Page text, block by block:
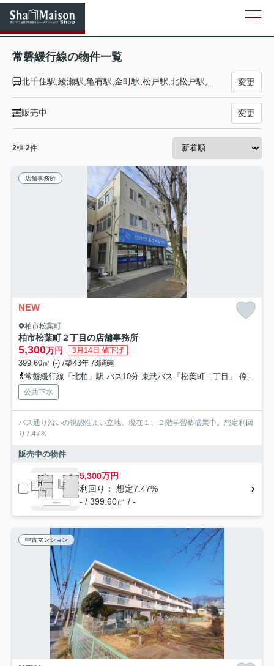
常磐緩行線の物件一覧
北千住駅,綾瀬駅,亀有駅,金町駅,松戸駅,北松戸駅,馬橋駅,新松戸駅,北小金駅,南柏駅,柏駅,北柏駅,我孫子駅,天王台駅,取手駅 変更
販売中 変更
2棟 2件
店舗事務所
NEW
柏市松葉町
柏市松葉町２丁目の店舗事務所
5,300万円 3月14日 値下げ
399.60㎡ (-) /築43年 /3階建
常磐緩行線「北柏」駅 バス10分 東武バス「松葉町二丁目」 停歩1分
公共下水
バス通り沿いの視認性よい立地。現在１、２階学習塾盛業中。想定利回
り7.47％
販売中の物件
5,300万円
利回り： 想定7.47%
- / 399.60㎡ / -
中古マンション